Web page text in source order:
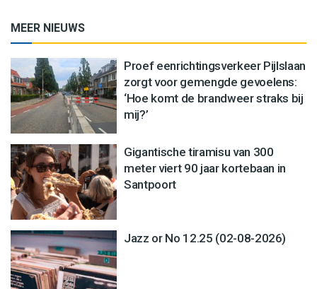
MEER NIEUWS
Proef eenrichtingsverkeer Pijlslaan
zorgt voor gemengde gevoelens:
‘Hoe komt de brandweer straks bij
mij?’
Gigantische tiramisu van 300
meter viert 90 jaar kortebaan in
Santpoort
Jazz or No 12.25 (02-08-2026)